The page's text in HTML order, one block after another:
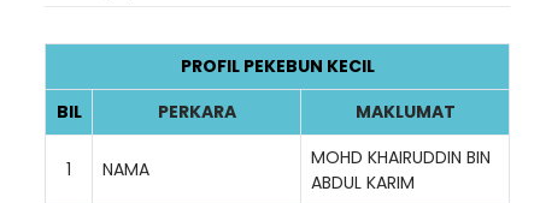
PROFIL PEKEBUN KECIL
BIL
PERKARA MAKLUMAT
1 NAMA
MOHD KHAIRUDDIN BIN
ABDUL KARIM